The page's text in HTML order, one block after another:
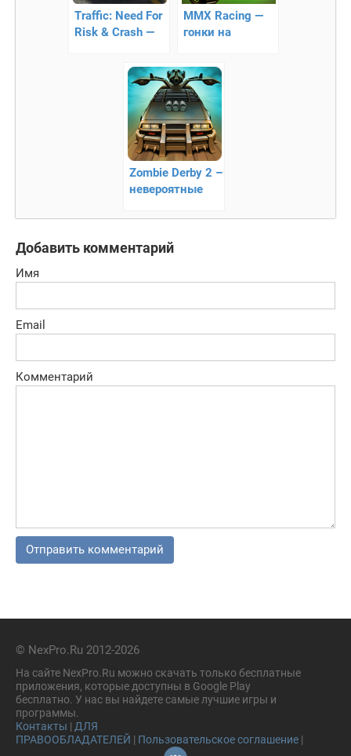
Traffic: Need For
Risk & Crash —
3D гонки!!
MMX Racing —
гонки на
внедорожниках!
Zombie Derby 2 –
невероятные
Добавить комментарий
Имя
Email
Комментарий
© NexPro.Ru 2012-2026
На сайте NexPro.Ru можно скачать только бесплатные
приложения, которые доступны в Google Play
бесплатно. У нас вы найдете самые лучшие игры и
программы.
Контакты | ДЛЯ
ПРАВООБЛАДАТЕЛЕЙ | Пользовательское соглашение |